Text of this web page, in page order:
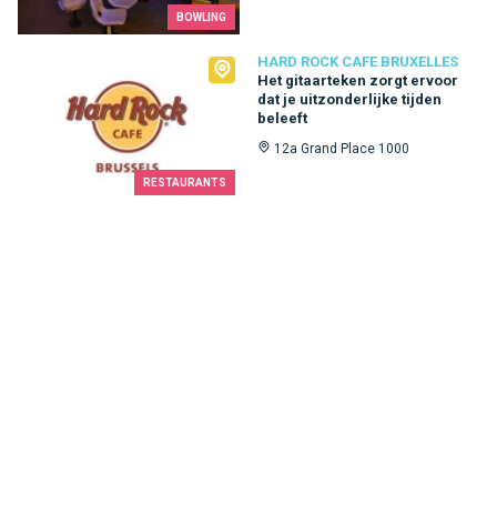
BOWLING
RESTAURANTS
HARD ROCK CAFE BRUXELLES
Het gitaarteken zorgt ervoor
dat je uitzonderlijke tijden
beleeft
12a Grand Place 1000
Hard Rock Cafe Bruxelles